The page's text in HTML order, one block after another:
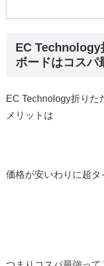
EC
ボードはコスパ
EC Technology折りた
メリットは
価格が安いわりに超タ